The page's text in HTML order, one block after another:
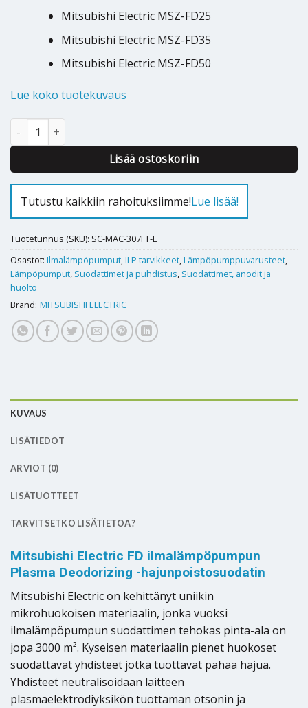
Mitsubishi Electric MSZ-FD25
Mitsubishi Electric MSZ-FD35
Mitsubishi Electric MSZ-FD50
Lue koko tuotekuvaus
Plasma Deodorizing suodatin Mitsubishi FD / MAC-307FT-E
Lisää ostoskoriin
Alternative:
Tutustu kaikkiin rahoituksiimme!Lue lisää!
Tuotetunnus (SKU): SC-MAC-307FT-E
Osastot: Ilmalämpöpumput ILP tarvikkeet Lämpöpumppuvarusteet
Lämpöpumput Suodattimet ja puhdistus Suodattimet, anodit ja
huolto
Brand: MITSUBISHI ELECTRIC
KUVAUS
LISÄTIEDOT
ARVIOT (0)
LISÄTUOTTEET
TARVITSETKO LISÄTIETOA?
Mitsubishi Electric FD ilmalämpöpumpun
Plasma Deodorizing -hajunpoistosuodatin
Mitsubishi Electric on kehittänyt uniikin
mikrohuokoisen materiaalin, jonka vuoksi
ilmalämpöpumpun suodattimen tehokas pinta-ala on
jopa 3000 m². Kyseisen materiaalin pienet huokoset
suodattavat yhdisteet jotka tuottavat pahaa hajua.
Yhdisteet neutralisoidaan laitteen
plasmaelektrodiyksikön tuottaman otsonin ja